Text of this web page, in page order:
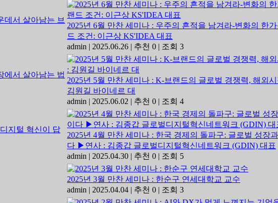
2025년 6월 만찬 세미나 : 우주의 흔적을 남겨라-변화의 한
드 조건: 이근상 KS'IDEA 대표
admin | 2025.06.26 | 추천 0 | 조회 3
2025년 5월 만찬 세미나 : K-브랜드의 글로벌 경쟁력, 해외
김원길 바이네르 대
admin | 2025.06.02 | 추천 0 | 조회 4
2025년 4월 만찬 세미나 : 한국 경제의 돌파구: 글로벌 성장
다 ▶연사 : 김종갑 글로벌디지털혁신네트워크 (GDIN) 대표
admin | 2025.04.30 | 추천 0 | 조회 5
2025년 3월 만찬 세미나 : 한순구 연세대학교 교수
admin | 2025.04.04 | 추천 0 | 조회 3